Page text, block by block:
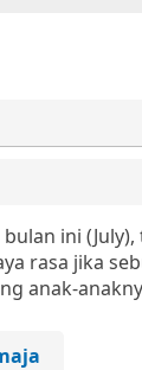
ini
rasa jika
anak-